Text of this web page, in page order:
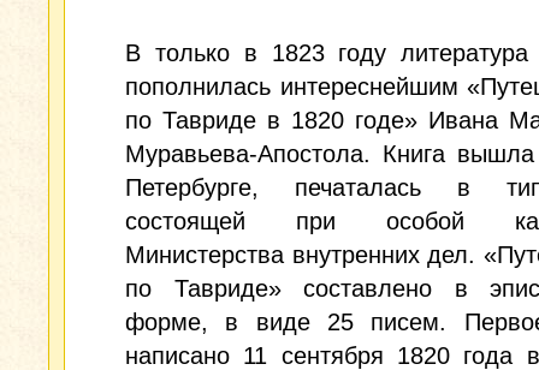
В только в 1823 году
пополнилась интереснейшим
по Тавриде в 1820 годе» Ивана
Муравьева-Апостола. Книга
Петербурге, печаталась в
состоящей при особой
Министерства внутренних дел.
по Тавриде» составлено в
форме, в виде 25 писем.
написано 11 сентября 1820 года